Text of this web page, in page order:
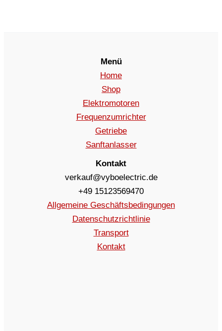
Menü
Home
Shop
Elektromotoren
Frequenzumrichter
Getriebe
Sanftanlasser
Kontakt
verkauf@vyboelectric.de
+49 15123569470
Allgemeine Geschäftsbedingungen
Datenschutzrichtlinie
Transport
Kontakt